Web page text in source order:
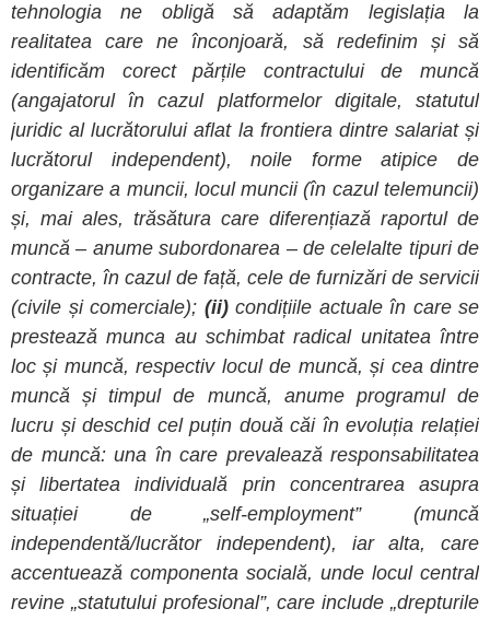
tehnologia ne obligă să adaptăm legislația la
realitatea care ne înconjoară, să redefinim și să
identificăm corect părțile contractului de muncă
(angajatorul în cazul platformelor digitale, statutul
juridic al lucrătorului aflat la frontiera dintre salariat și
lucrătorul independent), noile forme atipice de
organizare a muncii, locul muncii (în cazul telemuncii)
și, mai ales, trăsătura care diferențiază raportul de
muncă – anume subordonarea – de celelalte tipuri de
contracte, în cazul de față, cele de furnizări de servicii
(civile și comerciale); (ii)condițiile actuale în care se
prestează munca au schimbat radical unitatea între
loc și muncă, respectiv locul de muncă, și cea dintre
muncă și timpul de muncă, anume programul de
lucru și deschid cel puțin două căi în evoluția relației
de muncă: una în care prevalează responsabilitatea
și libertatea individuală prin concentrarea asupra
situației de „self-employment” (muncă
independentă/lucrător independent), iar alta, care
accentuează componenta socială, unde locul central
revine „statutului profesional”, care include „drepturile